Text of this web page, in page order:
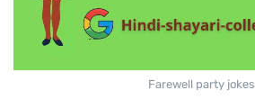
Farewell party jokes